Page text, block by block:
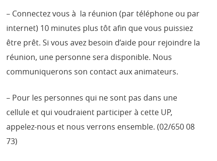
– Connectez vous à la réunion (par téléphone ou par
internet) 10 minutes plus tôt afin que vous puissiez
être prêt. Si vous avez besoin d’aide pour rejoindre la
réunion, une personne sera disponible. Nous
communiquerons son contact aux animateurs.
– Pour les personnes qui ne sont pas dans une
cellule et qui voudraient participer à cette UP,
appelez-nous et nous verrons ensemble. (02/650 08
73)